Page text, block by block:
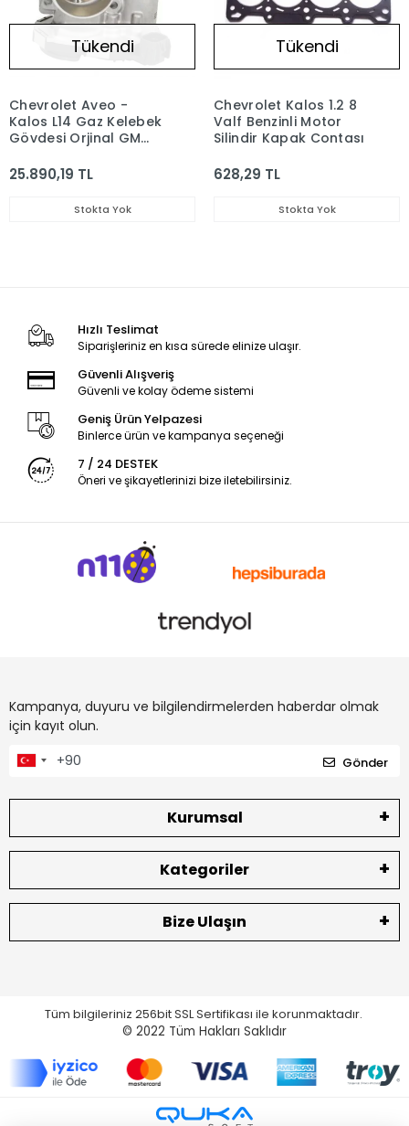
Tükendi
Chevrolet Aveo -
Kalos L14 Gaz Kelebek
Gövdesi Orjinal GM
- 25183953
25.890,19 TL
Stokta Yok
Tükendi
Chevrolet Kalos 1.2 8
Valf Benzinli Motor
Silindir Kapak Contası
628,29 TL
Stokta Yok
Hızlı Teslimat
Siparişleriniz en kısa sürede elinize ulaşır.
Güvenli Alışveriş
Güvenli ve kolay ödeme sistemi
Geniş Ürün Yelpazesi
Binlerce ürün ve kampanya seçeneği
7 / 24 DESTEK
Öneri ve şikayetlerinizi bize iletebilirsiniz.
Kampanya, duyuru ve bilgilendirmelerden haberdar olmak
için kayıt olun.
Gönder
Kurumsal
Kategoriler
Bize Ulaşın
Tüm bilgileriniz 256bit SSL Sertifikası ile korunmaktadır.
© 2022 Tüm Hakları Saklıdır